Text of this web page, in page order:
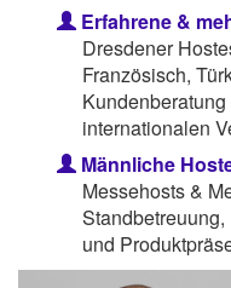
Erfahrene &
Dresdener
Französisch,
internationalen
Männliche
Messehosts &
und